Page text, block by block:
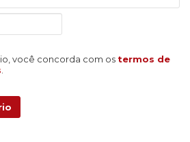
você concorda com os termos de